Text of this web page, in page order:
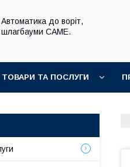
Автоматика до воріт,
шлагбауми CAME.
ТОВАРИ ТА ПОСЛУГИ